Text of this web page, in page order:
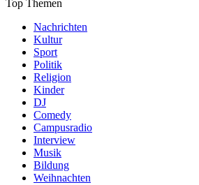
Top Themen
Nachrichten
Kultur
Sport
Politik
Religion
Kinder
DJ
Comedy
Campusradio
Interview
Musik
Bildung
Weihnachten